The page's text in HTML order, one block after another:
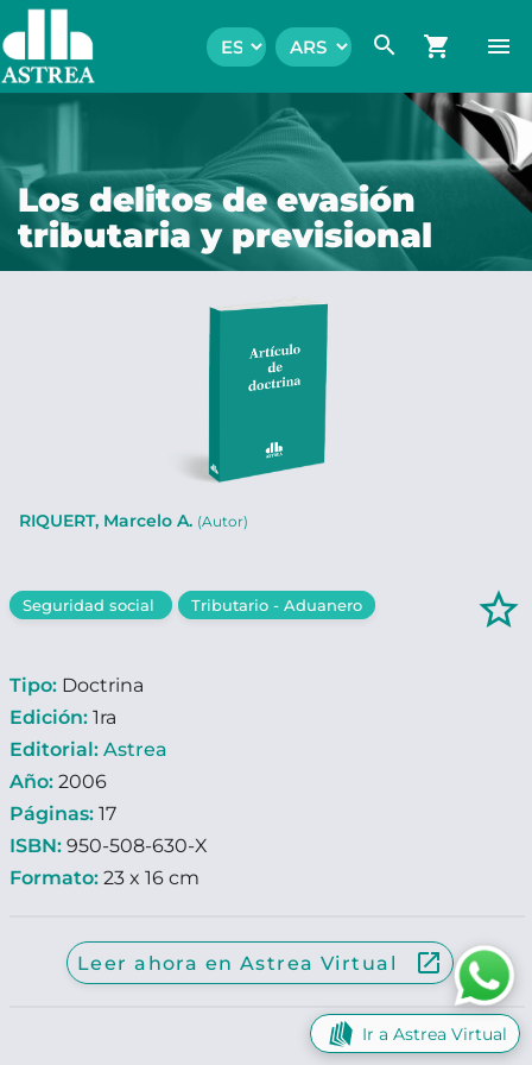
search shopping_cart menu
Los delitos de evasión
tributaria y previsional
RIQUERT, Marcelo A. (Autor)
Seguridad social Tributario - Aduanero star_border
Tipo: Doctrina
Edición: 1ra
Editorial: Astrea
Año: 2006
Páginas: 17
ISBN: 950-508-630-X
Formato: 23 x 16 cm
Leer ahora en Astrea Virtual launch
Ir a Astrea Virtual